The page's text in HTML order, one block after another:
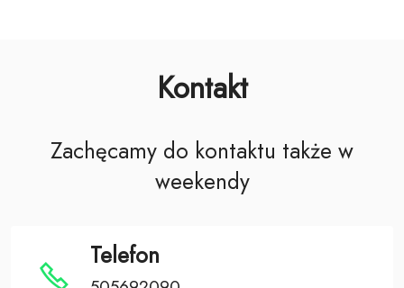
Kontakt
Zachęcamy do kontaktu także w
weekendy
Telefon